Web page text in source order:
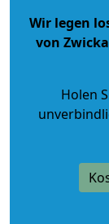
Wir legen
von
Holen